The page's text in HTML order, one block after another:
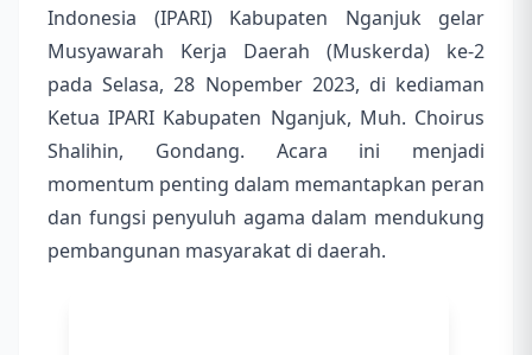
Indonesia (IPARI) Kabupaten Nganjuk gelar
Musyawarah Kerja Daerah (Muskerda) ke-2
pada Selasa, 28 Nopember 2023, di kediaman
Ketua IPARI Kabupaten Nganjuk, Muh. Choirus
Shalihin, Gondang. Acara ini menjadi
momentum penting dalam memantapkan peran
dan fungsi penyuluh agama dalam mendukung
pembangunan masyarakat di daerah.